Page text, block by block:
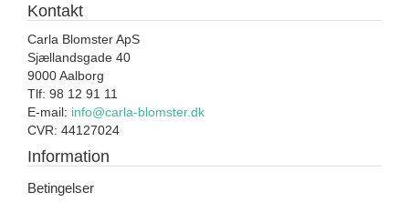
Kontakt
Carla Blomster ApS
Sjællandsgade 40
9000 Aalborg
Tlf: 98 12 91 11
E-mail: info@carla-blomster.dk
CVR: 44127024
Information
Betingelser